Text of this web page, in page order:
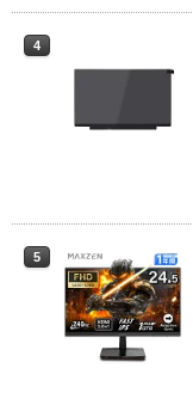
4
5